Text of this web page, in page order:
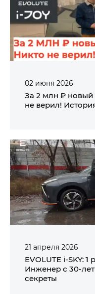
02 июня 2026
За 2 млн ₽ новый
не верил!
21 апреля 2026
EVOLUTE i‑SKY:
Инженер с 30-
секреты